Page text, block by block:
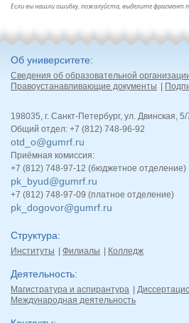
Если вы нашли ошибку, пожалуйста, выделите
Об университете
Сведения об образовательной
Правоустанавливающие документы
198035, г. Санкт-Петербург, ул. Двинская,
Общий отдел: +7 (812) 748-96-92
otd_o@gumrf.ru
Приёмная комиссия:
+7 (812) 748-97-12 (бюджетное отделение)
pk_byud@gumrf.ru
+7 (812) 748-97-09 (платное отделение)
pk_dogovor@gumrf.ru
Структура
Институты Филиалы Колледж
Деятельность
Магистратура и аспирантура
Международная деятельность